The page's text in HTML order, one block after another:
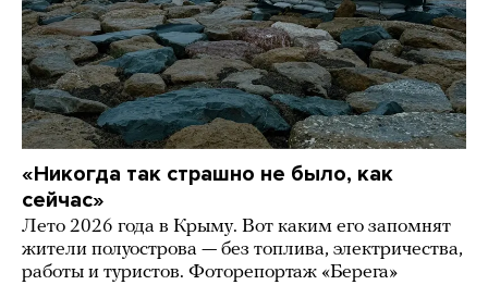
«Никогда так страшно не было, как
сейчас»
Лето 2026 года в Крыму. Вот каким его запомнят
жители полуострова — без топлива, электричества,
работы и туристов. Фоторепортаж «Берега»